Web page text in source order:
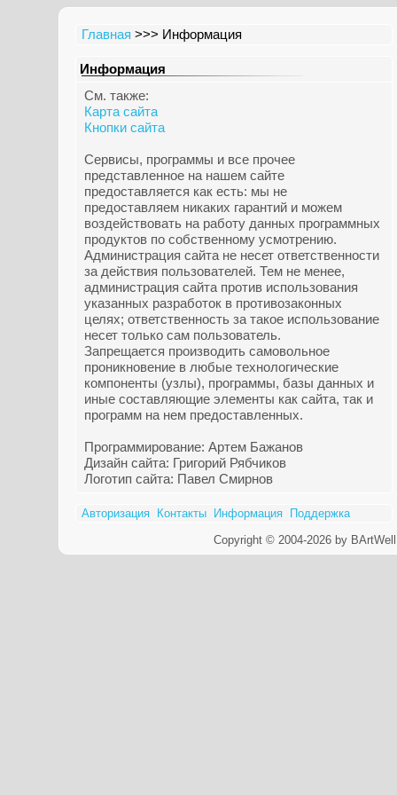
Главная >>> Информация
Информация
См. также:
Карта сайта
Кнопки сайта
Сервисы, программы и все прочее
представленное на нашем сайте
предоставляется как есть: мы не
предоставляем никаких гарантий и можем
воздействовать на работу данных программных
продуктов по собственному усмотрению.
Администрация сайта не несет ответственности
за действия пользователей. Тем не менее,
администрация сайта против использования
указанных разработок в противозаконных
целях; ответственность за такое использование
несет только сам пользователь.
Запрещается производить самовольное
проникновение в любые технологические
компоненты (узлы), программы, базы данных и
иные составляющие элементы как сайта, так и
программ на нем предоставленных.
Программирование: Артем Бажанов
Дизайн сайта: Григорий Рябчиков
Логотип сайта: Павел Смирнов
Авторизация Контакты Информация
Поддержка
Copyright © 2004-2026 by BArtWell